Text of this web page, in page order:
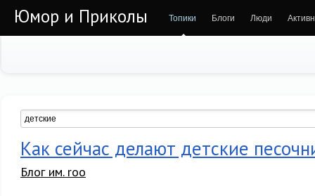
Юмор и Приколы Топики Блоги Люди
Как сейчас делают детские
Блог им. roo